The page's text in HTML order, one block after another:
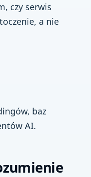
czy serwis
a nie
baz
AI.